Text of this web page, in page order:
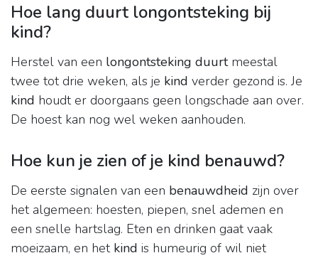
Hoe lang duurt longontsteking bij
kind?
Herstel van een longontsteking duurtmeestal
twee tot drie weken, als je kind verder gezond is. Je
kind houdt er doorgaans geen longschade aan over.
De hoest kan nog wel weken aanhouden.
Hoe kun je zien of je kind benauwd?
De eerste signalen van een benauwdheid zijn over
het algemeen: hoesten, piepen, snel ademen en
een snelle hartslag. Eten en drinken gaat vaak
moeizaam, en het kind is humeurig of wil niet